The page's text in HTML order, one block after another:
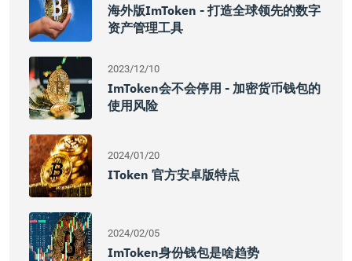
海外版imToken - 打造全球领先的数字
资产管理工具
2023/12/10
ImToken会不会停用 - 加密货币钱包的
使用风险
2024/01/20
IToken 官方安卓版特点
2024/02/05
ImToken身份钱包是啥趋势